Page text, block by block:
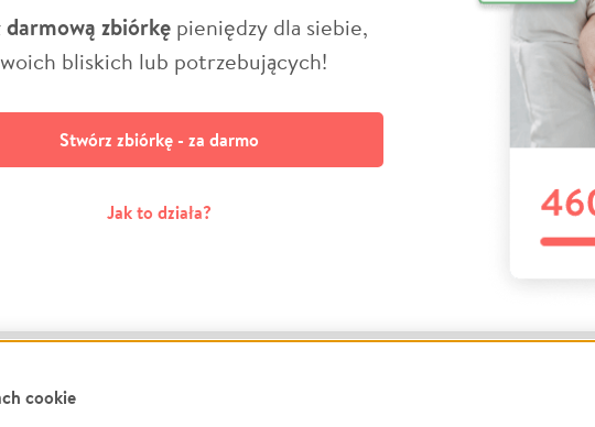
darmową zbiórkępieniędzy dla siebie,
bliskich lub potrzebujących!
Stwórz zbiórkę - za darmo
Jak to działa?
cookie